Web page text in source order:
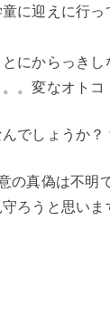
に迎えに行っ
にからっきし
。。変なオト
でしょうか？
の真偽は不明
ろうと思いま